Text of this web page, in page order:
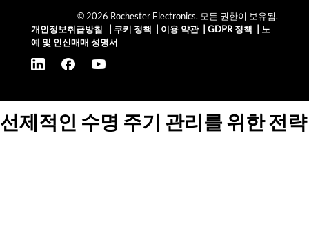
© 2026 Rochester Electronics. 모든 권한이 보유됨.
개인정보취급방침
쿠키 정책 이용 약관| GDPR 정책
노
예 및 인신매매 성명서
선제적인 수명 주기 관리를 위한 전략